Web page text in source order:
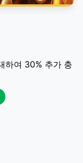
하여 30% 추가 충